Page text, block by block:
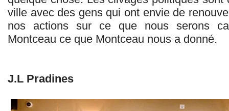
ville avec des gens qui ont envie de
nos actions sur ce que nous serons
Montceau ce que Montceau nous a donné.
J.L Pradines